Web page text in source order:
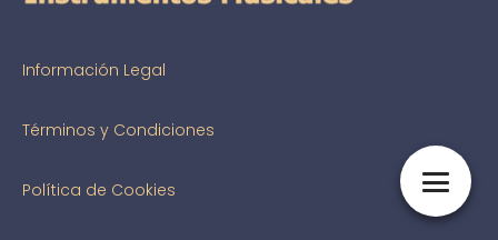
Información Legal
Términos y Condiciones
Política de Cookies